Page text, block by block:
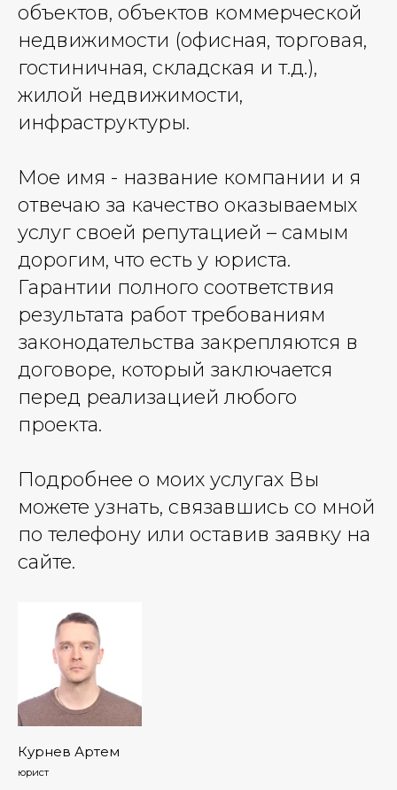
объектов, объектов коммерческой
недвижимости (офисная, торговая,
гостиничная, складская и т.д.),
жилой недвижимости,
инфраструктуры.
Мое имя - название компании и я
отвечаю за качество оказываемых
услуг своей репутацией – самым
дорогим, что есть у юриста.
Гарантии полного соответствия
результата работ требованиям
законодательства закрепляются в
договоре, который заключается
перед реализацией любого
проекта.
Подробнее о моих услугах Вы
можете узнать, связавшись со мной
по телефону или оставив заявку на
сайте.
Курнев Артем
юрист